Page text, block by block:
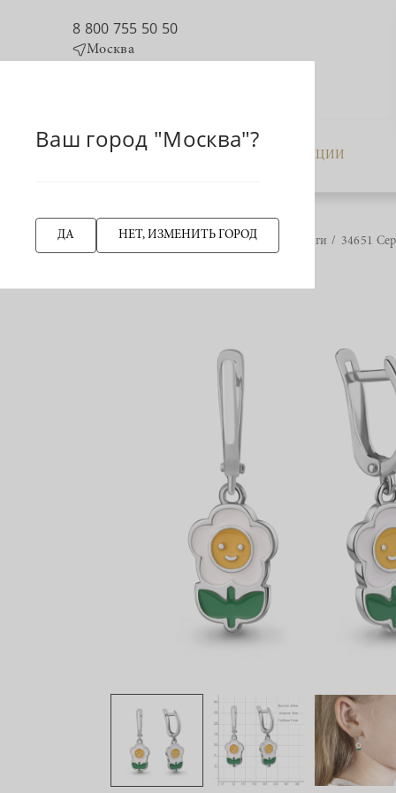
8 800 755 50 50
Москва
КАТАЛОГ АКЦИИ
НАЗАД Главная страница Серьги 34651
Ваш город "Москва"?
ДА НЕТ, ИЗМЕНИТЬ ГОРОД